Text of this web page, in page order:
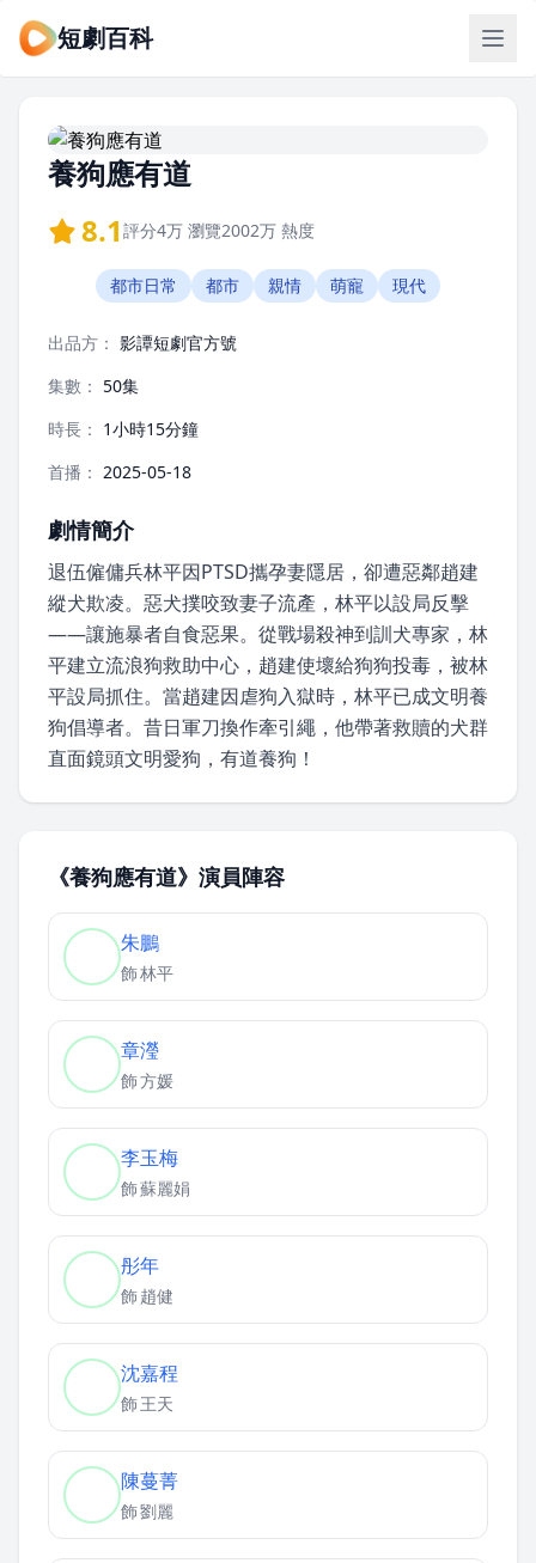
短劇百科
養狗應有道
8.1 評分4万 瀏覽2002万 熱度
都市日常 都市 親情 萌寵 現代
出品方： 影譚短劇官方號
集數： 50集
時長： 1小時15分鐘
首播： 2025-05-18
劇情簡介
退伍僱傭兵林平因PTSD攜孕妻隱居，卻遭惡鄰趙建
縱犬欺凌。惡犬撲咬致妻子流產，林平以設局反擊
——讓施暴者自食惡果。從戰場殺神到訓犬專家，林
平建立流浪狗救助中心，趙建使壞給狗狗投毒，被林
平設局抓住。當趙建因虐狗入獄時，林平已成文明養
狗倡導者。昔日軍刀換作牽引繩，他帶著救贖的犬群
直面鏡頭文明愛狗，有道養狗！
《養狗應有道》演員陣容
朱鵬
飾林平
章瀅
飾方媛
李玉梅
飾蘇麗娟
彤年
飾趙健
沈嘉程
飾王天
陳蔓菁
飾劉麗